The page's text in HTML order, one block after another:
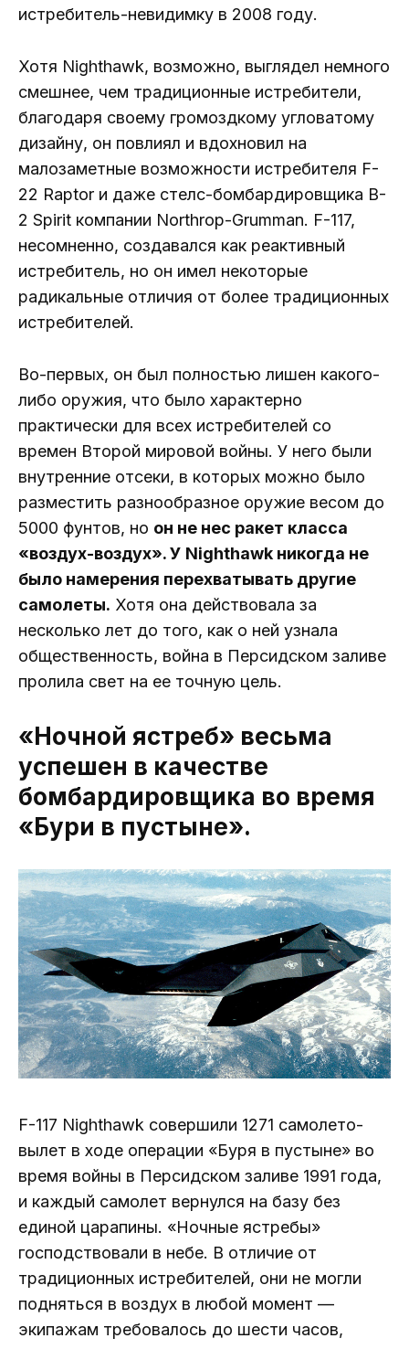
истребитель-невидимку в 2008 году.
Хотя Nighthawk, возможно, выглядел немного
смешнее, чем традиционные истребители,
благодаря своему громоздкому угловатому
дизайну, он повлиял и вдохновил на
малозаметные возможности истребителя F-
22 Raptor и даже стелс-бомбардировщика B-
2 Spirit компании Northrop-Grumman. F-117,
несомненно, создавался как реактивный
истребитель, но он имел некоторые
радикальные отличия от более традиционных
истребителей.
Во-первых, он был полностью лишен какого-
либо оружия, что было характерно
практически для всех истребителей со
времен Второй мировой войны. У него были
внутренние отсеки, в которых можно было
разместить разнообразное оружие весом до
5000 фунтов, но он не нес ракет класса
«воздух-воздух». У Nighthawk никогда не
было намерения перехватывать другие
самолеты. Хотя она действовала за
несколько лет до того, как о ней узнала
общественность, война в Персидском заливе
пролила свет на ее точную цель.
«Ночной ястреб» весьма
успешен в качестве
бомбардировщика во время
«Бури в пустыне».
F-117 Nighthawk совершили 1271 самолето-
вылет в ходе операции «Буря в пустыне» во
время войны в Персидском заливе 1991 года,
и каждый самолет вернулся на базу без
единой царапины. «Ночные ястребы»
господствовали в небе. В отличие от
традиционных истребителей, они не могли
подняться в воздух в любой момент —
экипажам требовалось до шести часов,